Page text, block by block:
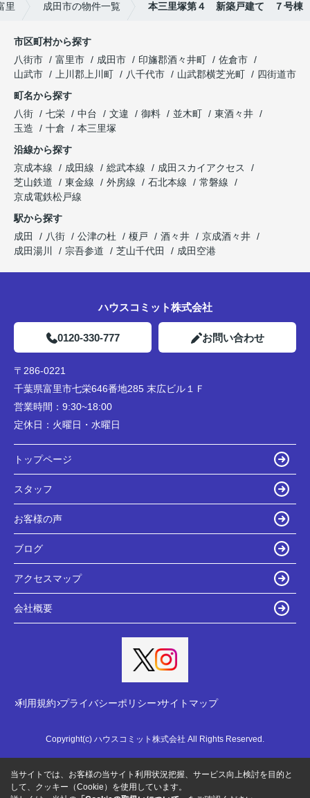
里 成田市の物件一覧 本三里塚第４ 新築戸建て ７号棟
市区町村から探す
八街市
富里市 成田市 印旛郡酒々井町
佐倉市
山武市
上川郡上川町 八千代市 山武郡横芝光町
四街道市
町名から探す
八街
七栄 中台 文違 御料 並木町
東酒々井
玉造
十倉
本三里塚
沿線から探す
京成本線
成田線 総武本線
成田スカイアクセス
芝山鉄道
東金線 外房線 石北本線
常磐線
京成電鉄松戸線
駅から探す
成田
八街 公津の杜 榎戸 酒々井
京成酒々井
成田湯川
宗吾参道 芝山千代田 成田空港
ハウスコミット株式会社
0120-330-777 お問い合わせ
〒286-0221
千葉県富里市七栄646番地285 末広ビル１Ｆ
営業時間： 9:30~18:00
定休日： 火曜日・水曜日
トップページ
スタッフ
お客様の声
ブログ
アクセスマップ
会社概要
利用規約 プライバシーポリシー サイトマップ
Copyright(c) ハウスコミット株式会社 All Rights Reserved.
当サイトでは、お客様の当サイト利用状況把握、サービス向上検討を目的と
して、クッキー（Cookie）を使用しています。